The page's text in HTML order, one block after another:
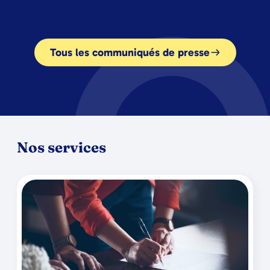
Tous les communiqués de presse
Nos services